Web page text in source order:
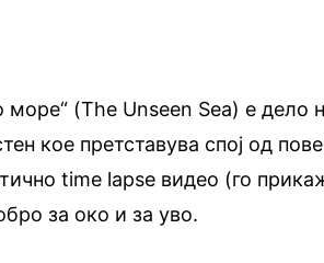
море“ (The Unseen Sea) е дело
кое претставува спој од
time lapse видео (го
за око и за уво.